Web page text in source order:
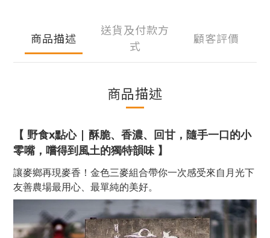
商品描述
送貨及付款方
式
顧客評價
商品描述
【 野食x點心 | 酥脆、香濃、回甘，隨手一口的小
零嘴，嚐得到風土的獨特韻味】
讓麥鄉再現麥香！金色三麥組合帶你一次感受來自月光下
友善農場最用心、最單純的美好。